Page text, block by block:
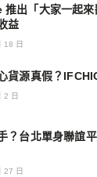
推出「大家一起來
益
18 日
貨源真假？
2 日
？台北單身聯誼
27 日